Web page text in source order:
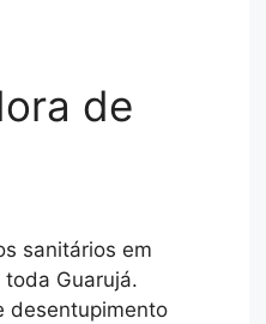
de
sanitários em
Guarujá.
desentupimento